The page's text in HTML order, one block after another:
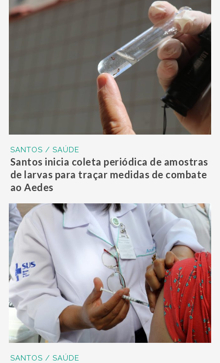
SANTOS / SAÚDE
Santos inicia coleta periódica de amostras
de larvas para traçar medidas de combate
ao Aedes
SANTOS / SAÚDE